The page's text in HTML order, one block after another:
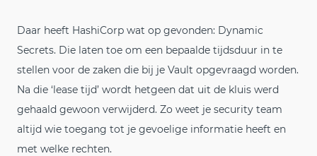
Daar heeft HashiCorp wat op gevonden: Dynamic
Secrets. Die laten toe om een bepaalde tijdsduur in te
stellen voor de zaken die bij je Vault opgevraagd worden.
Na die ‘lease tijd’ wordt hetgeen dat uit de kluis werd
gehaald gewoon verwijderd. Zo weet je security team
altijd wie toegang tot je gevoelige informatie heeft en
met welke rechten.